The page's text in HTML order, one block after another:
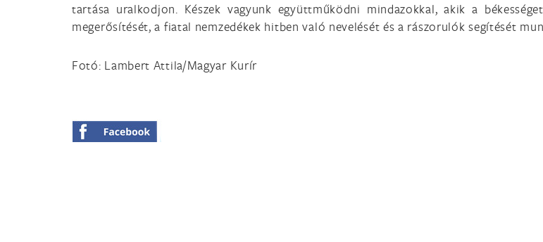
tartása uralkodjon. Készek vagyunk együttműködni mindazokkal, akik a
megerősítését, a fiatal nemzedékek hitben való nevelését és a rászorulók segítését
Fotó: Lambert Attila/Magyar Kurír